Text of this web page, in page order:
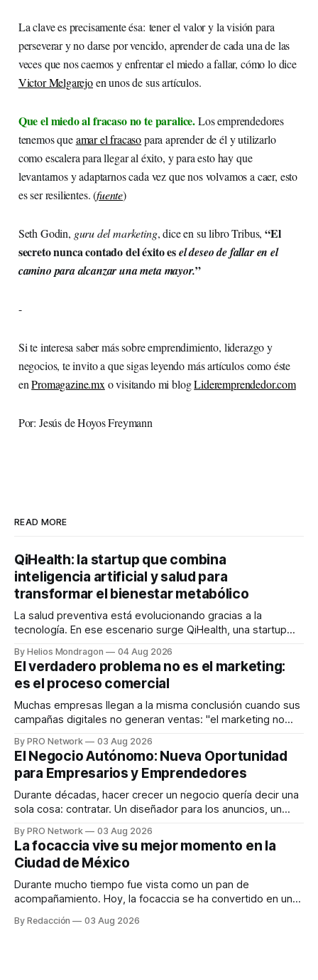
La clave es precisamente ésa: tener el valor y la visión para
perseverar y no darse por vencido, aprender de cada una de las
veces que nos caemos y enfrentar el miedo a fallar, cómo lo dice
Victor Melgarejoen unos de sus artículos.
Que el miedo al fracaso no te paralice.Los emprendedores
tenemos queamar el fracasopara aprender de él y utilizarlo
como escalera para llegar al éxito, y para esto hay que
levantarnos y adaptarnos cada vez que nos volvamos a caer, esto
es ser resilientes. (fuente)
Seth Godin, guru del marketing, dice en su libro Tribus,“El
secreto nunca contado del éxito esel deseo de fallar en el
camino para alcanzar una meta mayor.”
-
Si te interesa saber más sobre emprendimiento, liderazgo y
negocios, te invito a que sigas leyendomás artículos como éste
enPromagazine.mx o visitando mi blogLideremprendedor.com
Por: Jesús de Hoyos Freymann
READ MORE
QiHealth: la startup que combina
inteligencia artificial y salud para
transformar el bienestar metabólico
La salud preventiva está evolucionando gracias a la
tecnología. En ese escenario surge QiHealth, una startup
dispositivos inteligentes, inteligencia artificial y monitoreo
en tiempo real para ayudar a las personas a tomar mejores
decisiones sobre su salud metabólica. Su propuesta busca
responder
By Helios Mondragon 04 Aug 2026
El verdadero problema no es el marketing:
es el proceso comercial
Muchas empresas llegan a la misma conclusión cuando sus
campañas digitales no generan ventas: "el marketing no
INTERIUS, el problema suele estar en otro lugar. Durante
una entrevista para el podcast SER PRO, el especialista en
marketing digital explicó que
By PRO Network 03 Aug 2026
El Negocio Autónomo: Nueva Oportunidad
para Empresarios y Emprendedores
Durante décadas, hacer crecer un negocio quería decir una
sola cosa: contratar. Un diseñador para los anuncios, un
para los textos, alguien que supiera de publicidad digital
para encontrar prospectos, un vendedor para atender
llamadas y mensajes, y —con suerte— una persona
By PRO Network 03 Aug 2026
La focaccia vive su mejor momento en la
Ciudad de México
Durante mucho tiempo fue vista como un pan de
acompañamiento. Hoy, la focaccia se ha convertido en uno
artesanal, ingredientes de calidad y experiencias que
By Redacción 03 Aug 2026